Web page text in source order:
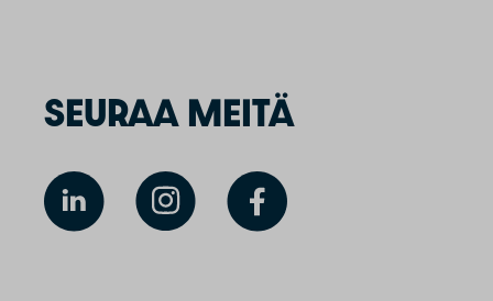
SEURAA MEITÄ